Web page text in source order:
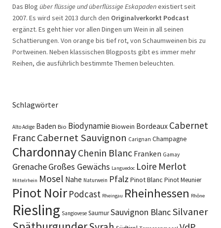
Das Blog über flüssige und überflüssige Eskapadenexistiert seit
2007. Es wird seit 2013 durch den Originalverkorkt Podcast
ergänzt. Es geht hier vor allen Dingen um Wein in all seinen
Schattierungen. Von orange bis tief rot, von Schaumweinen bis zu
Portweinen. Neben klassischen Blogposts gibt es immer mehr
Reihen, die ausführlich bestimmte Themen beleuchten.
Schlagwörter
Alto Adige Baden Bio BiodynamieBiowein Bordeaux Cabernet
FrancCabernet Sauvignon Carignan Champagne
ChardonnayChenin Blanc Franken Gamay
GrenacheGroßes Gewächs Languedoc Loire Merlot
Mittelrhein Mosel Nahe Naturwein Pfalz Pinot Blanc Pinot Meunier
Pinot Noir Podcast Rheingau Rheinhessen Rhône
Riesling Sangiovese SaumurSauvignon BlancSilvaner